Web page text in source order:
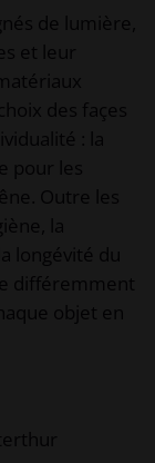
de lumière,
et leur
des façes
: la
pour les
Outre les
la
longévité du
différemment
objet en